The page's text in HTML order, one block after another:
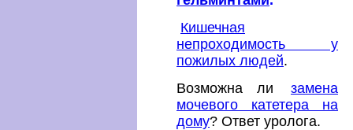
Кишечная
непроходимость у
пожилых людей.
Возможна ли
замена
мочевого катетера на
дому? Ответ уролога.